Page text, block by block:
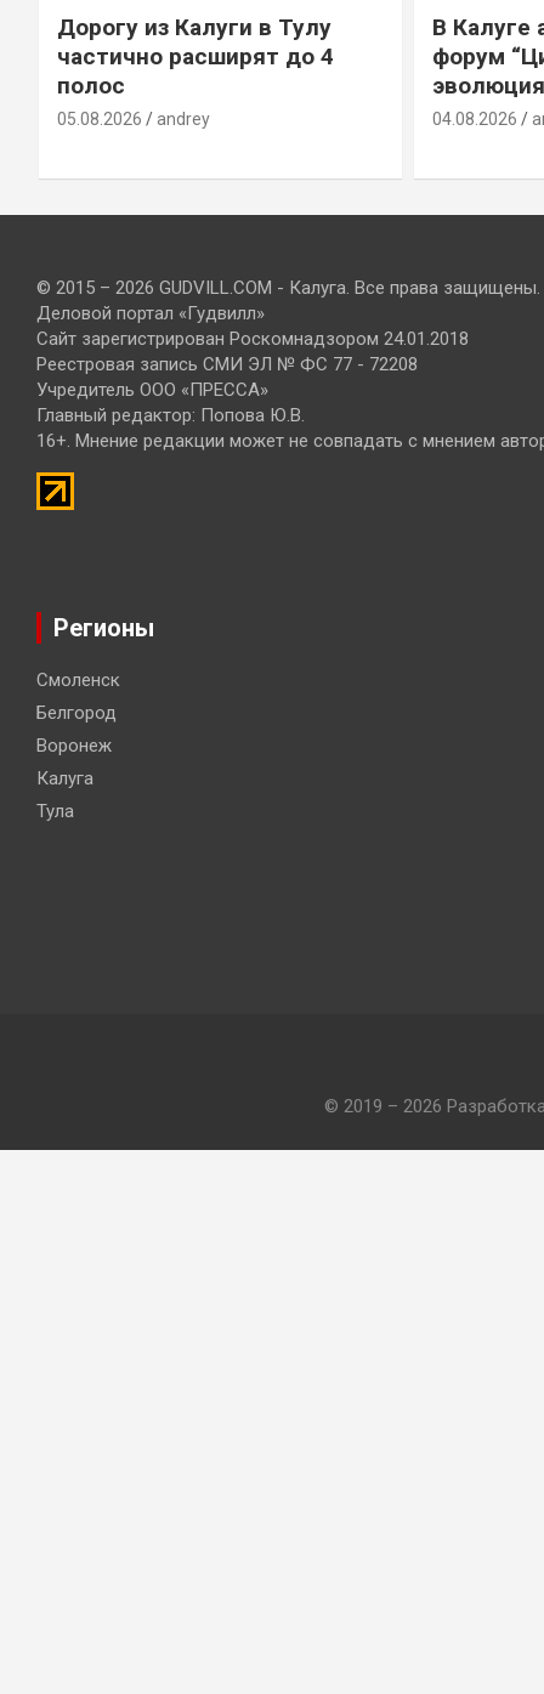
Дорогу из Калуги в Тулу
частично расширят до 4
полос
05.08.2026 andrey
В Калуге
форум
04.08.2026
© 2015 – 2026 GUDVILL.COM - Калуга. Все права защищены.
Деловой портал «Гудвилл»
Сайт зарегистрирован Роскомнадзором 24.01.2018
Реестровая запись СМИ ЭЛ № ФС 77 - 72208
Учредитель ООО «ПРЕССА»
Главный редактор: Попова Ю.В.
16+. Мнение редакции может не совпадать с мнением
Регионы
Смоленск
Белгород
Воронеж
Калуга
Тула
© 2019 – 2026